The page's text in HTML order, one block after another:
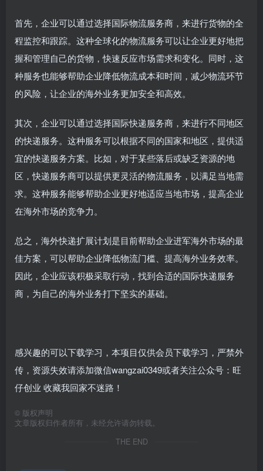
首先，企业可以通过选择国际物流服务商，来进行货物的全
程监控和跟踪。这种全球化的物流服务可以让企业更好地把
握和管理自己的货物，快速反应市场需求和变化。同时，这
种服务也能够帮助企业降低物流成本和时间，减少物流环节
的风险，让企业的海外业务更加安全和高效。
其次，企业可以通过选择国际快递服务商，来进行不同地区
的快递服务。这种服务可以根据不同的国家和地区，提供适
宜的快递服务方案。比如，对于某些落后或缺乏资源的地
区，快递服务商可以提供更灵活的物流服务，以满足当地需
求。这种服务能够帮助企业更好地适应当地市场，提高企业
在海外市场的竞争力。
总之，海外快递扩展计划是目前帮助企业进军海外市场的最
佳方案，可以帮助企业降低物流门槛、提高海外业务效率。
因此，企业应该积极采取行动，找到合适的国际快递服务
商，为自己的海外业务打下坚实的基础。
感兴趣的可以下载学习，本项目仅供会员下载学习，严禁外
传，资源失效请添加微信wangzai0349或者关注公众号：旺
仔创业 收藏我回家不迷路！
© 版权声明
文章版权归作者所有，未经允许请勿转载。
THE END